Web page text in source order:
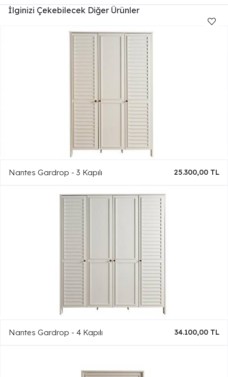
İlginizi Çekebilecek Diğer Ürünler
Nantes Gardrop - 3 Kapılı 25.300,00 TL
Nantes Gardrop - 4 Kapılı 34.100,00 TL